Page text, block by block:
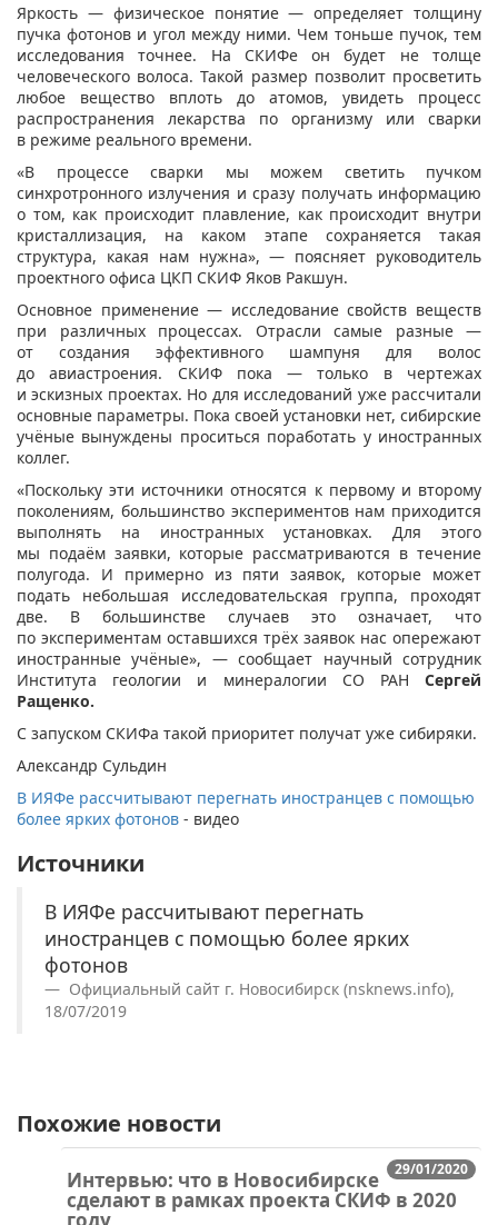
Яркость — физическое понятие — определяет толщину
пучка фотонов и угол между ними. Чем тоньше пучок, тем
исследования точнее. На СКИФе он будет не толще
человеческого волоса. Такой размер позволит просветить
любое вещество вплоть до атомов, увидеть процесс
распространения лекарства по организму или сварки
в режиме реального времени.
«В процессе сварки мы можем светить пучком
синхротронного излучения и сразу получать информацию
о том, как происходит плавление, как происходит внутри
кристаллизация, на каком этапе сохраняется такая
структура, какая нам нужна», — поясняет руководитель
проектного офиса ЦКП СКИФ Яков Ракшун.
Основное применение — исследование свойств веществ
при различных процессах. Отрасли самые разные —
от создания эффективного шампуня для волос
до авиастроения. СКИФ пока — только в чертежах
и эскизных проектах. Но для исследований уже рассчитали
основные параметры. Пока своей установки нет, сибирские
учёные вынуждены проситься поработать у иностранных
коллег.
«Поскольку эти источники относятся к первому и второму
поколениям, большинство экспериментов нам приходится
выполнять на иностранных установках. Для этого
мы подаём заявки, которые рассматриваются в течение
полугода. И примерно из пяти заявок, которые может
подать небольшая исследовательская группа, проходят
две. В большинстве случаев это означает, что
по экспериментам оставшихся трёх заявок нас опережают
иностранные учёные», — сообщает научный сотрудник
Института геологии и минералогии СО РАН Сергей
Ращенко.
С запуском СКИФа такой приоритет получат уже сибиряки.
Александр Сульдин
В ИЯФе рассчитывают перегнать иностранцев с помощью
более ярких фотонов - видео
Источники
В ИЯФе рассчитывают перегнать
иностранцев с помощью более ярких
фотонов
Официальный сайт г. Новосибирск (nsknews.info),
18/07/2019
Похожие новости
29/01/2020
Интервью: что в Новосибирске
сделают в рамках проекта СКИФ в 2020
году